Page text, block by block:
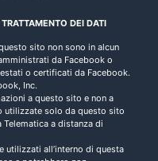
DEI DATI
sito non sono in alcun
da Facebook o
o certificati da Facebook.
Inc.
a questo sito e non a
utilizzate solo da questo sito
a distanza di
utilizzati all’interno di questa